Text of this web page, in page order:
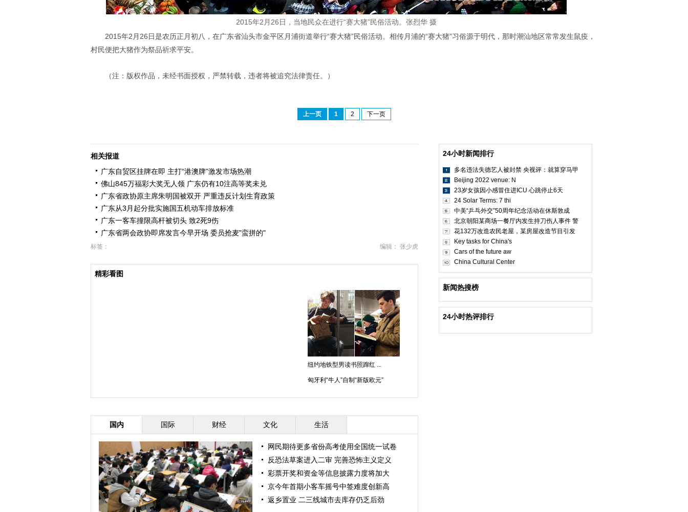
2015年2月26日，当地民众在进行“赛大猪”民俗活动。张烈华 摄
2015年2月26日是农历正月初八，在广东省汕头市金平区月浦街道举行“赛大猪”民俗活动。相传月浦的“赛大猪”习俗源于明代，那时潮汕地区常常发生鼠疫，
村民便把大猪作为祭品祈求平安。
（注：版权作品，未经书面授权，严禁转载，违者将被追究法律责任。）
上一页 1 2 下一页
相关报道
广东自贸区挂牌在即 主打“港澳牌”激发市场热潮
佛山845万福彩大奖无人领 广东仍有10注高等奖未兑
广东省政协原主席朱明国被双开 严重违反计划生育政策
广东从3月起分批实施国五机动车排放标准
广东一客车撞限高杆被切头 致2死9伤
广东省两会政协即席发言今早开场 委员抢麦"蛮拼的"
编辑： 张少虎
标签：
精彩看图
纽约地铁型男读书照蹿红 ...
匈牙利“牛人”自制“新版欧元”
国内 国际 财经 文化 生活
网民期待更多省份高考使用全国统一试卷
反恐法草案进入二审 完善恐怖主义定义
彩票开奖和资金等信息披露力度将加大
京今年首期小客车摇号中签难度创新高
返乡置业 二三线城市去库存仍乏后劲
24小时新闻排行
多名违法失德艺人被封禁 央视评：就算穿马甲
Beijing 2022 venue: N
23岁女孩因小感冒住进ICU 心跳停止6天
24 Solar Terms: 7 thi
中美“乒乓外交”50周年纪念活动在休斯敦成
北京朝阳某商场一餐厅内发生持刀伤人事件 警
花132万改造农民老屋，某房屋改造节目引发
Key tasks for China's
Cars of the future aw
China Cultural Center
新闻热搜榜
24小时热评排行